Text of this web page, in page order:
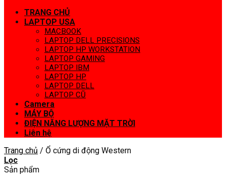
TRANG CHỦ
LAPTOP USA
MACBOOK
LAPTOP DELL PRECISIONS
LAPTOP HP WORKSTATION
LAPTOP GAMING
LAPTOP IBM
LAPTOP HP
LAPTOP DELL
LAPTOP CŨ
Camera
MÁY BỘ
ĐIỆN NĂNG LƯỢNG MẶT TRỜI
Liên hệ
Trang chủ / Ổ cứng di động Western
Lọc
Sản phẩm